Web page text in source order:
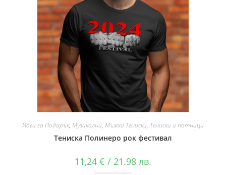
Идеи за Подарък, Музикални, Мъжки Тениски, Тениски и потници
Тениска Полинеро рок фестивал
11,24 € / 21.98 лв.